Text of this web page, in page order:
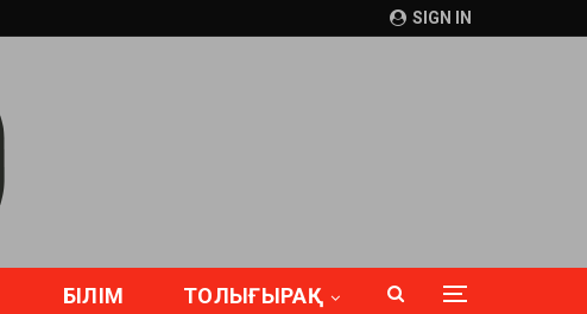
SIGN IN
БІЛІМ ТОЛЫҒЫРАҚ